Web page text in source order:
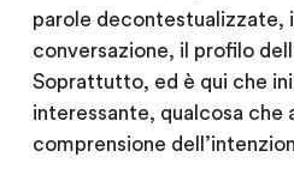
parole decontestualizzate,
conversazione, il profilo
Soprattutto, ed è qui che
interessante, qualcosa che
comprensione